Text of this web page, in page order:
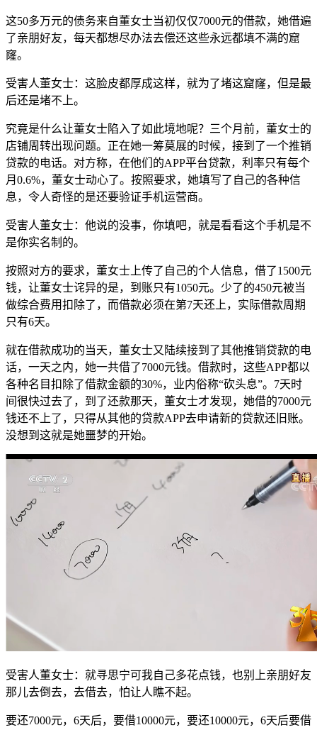
这50多万元的债务来自董女士当初仅仅7000元的借款，她借遍
了亲朋好友，每天都想尽办法去偿还这些永远都填不满的窟
窿。
受害人董女士：这脸皮都厚成这样，就为了堵这窟窿，但是最
后还是堵不上。
究竟是什么让董女士陷入了如此境地呢？三个月前，董女士的
店铺周转出现问题。正在她一筹莫展的时候，接到了一个推销
贷款的电话。对方称，在他们的APP平台贷款，利率只有每个
月0.6%，董女士动心了。按照要求，她填写了自己的各种信
息，令人奇怪的是还要验证手机运营商。
受害人董女士：他说的没事，你填吧，就是看看这个手机是不
是你实名制的。
按照对方的要求，董女士上传了自己的个人信息，借了1500元
钱，让董女士诧异的是，到账只有1050元。少了的450元被当
做综合费用扣除了，而借款必须在第7天还上，实际借款周期
只有6天。
就在借款成功的当天，董女士又陆续接到了其他推销贷款的电
话，一天之内，她一共借了7000元钱。借款时，这些APP都以
各种名目扣除了借款金额的30%，业内俗称“砍头息”。7天时
间很快过去了，到了还款那天，董女士才发现，她借的7000元
钱还不上了，只得从其他的贷款APP去申请新的贷款还旧账。
没想到这就是她噩梦的开始。
受害人董女士：就寻思宁可我自己多花点钱，也别上亲朋好友
那儿去倒去，去借去，怕让人瞧不起。
要还7000元，6天后，要借10000元，要还10000元，6天后要借